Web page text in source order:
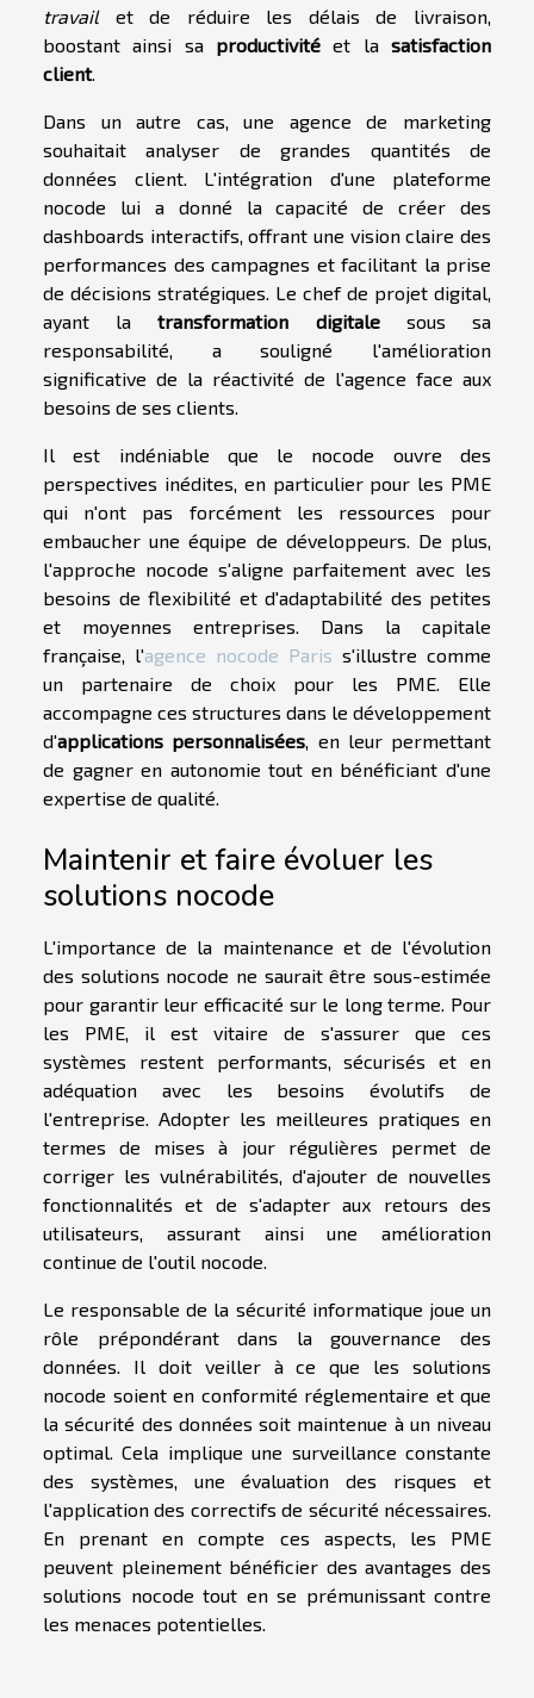
travailet de réduire les délais de livraison,
boostant ainsi sa productivité et la satisfaction
client.
Dans un autre cas, une agence de marketing
souhaitait analyser de grandes quantités de
données client. L'intégration d'une plateforme
nocode lui a donné la capacité de créer des
dashboards interactifs, offrant une vision claire des
performances des campagnes et facilitant la prise
de décisions stratégiques. Le chef de projet digital,
ayant latransformation digitalesous sa
responsabilité, a souligné l'amélioration
significative de la réactivité de l'agence face aux
besoins de ses clients.
Il est indéniable que le nocode ouvre des
perspectives inédites, en particulier pour les PME
qui n'ont pas forcément les ressources pour
embaucher une équipe de développeurs. De plus,
l'approche nocode s'aligne parfaitement avec les
besoins de flexibilité et d'adaptabilité des petites
et moyennes entreprises. Dans la capitale
française, l'agence nocode Paris s'illustre comme
un partenaire de choix pour les PME. Elle
accompagne ces structures dans le développement
d'applications personnalisées , en leur permettant
de gagner en autonomie tout en bénéficiant d'une
expertise de qualité.
Maintenir et faire évoluer les
solutions nocode
L'importance de la maintenance et de l'évolution
des solutions nocode ne saurait être sous-estimée
pour garantir leur efficacité sur le long terme. Pour
les PME, il est vitaire de s'assurer que ces
systèmes restent performants, sécurisés et en
adéquation avec les besoins évolutifs de
l'entreprise. Adopter les meilleures pratiques en
termes de mises à jour régulières permet de
corriger les vulnérabilités, d'ajouter de nouvelles
fonctionnalités et de s'adapter aux retours des
utilisateurs, assurant ainsi une amélioration
continue de l'outil nocode.
Le responsable de la sécurité informatique joue un
rôle prépondérant dans la gouvernance des
données. Il doit veiller à ce que les solutions
nocode soient en conformité réglementaire et que
la sécurité des données soit maintenue à un niveau
optimal. Cela implique une surveillance constante
des systèmes, une évaluation des risques et
l'application des correctifs de sécurité nécessaires.
En prenant en compte ces aspects, les PME
peuvent pleinement bénéficier des avantages des
solutions nocode tout en se prémunissant contre
les menaces potentielles.